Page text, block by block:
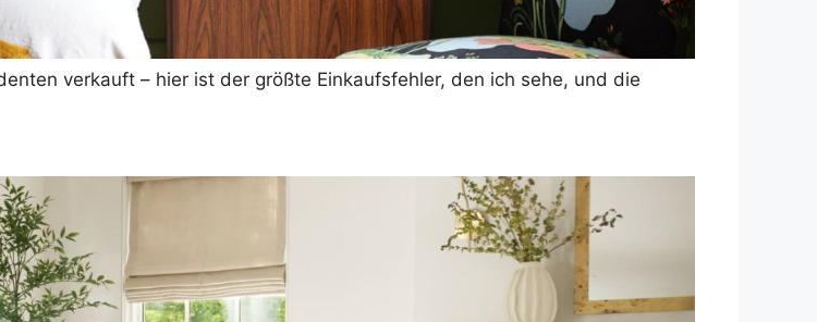
verkauft – hier ist der größte Einkaufsfehler, den ich sehe, und die